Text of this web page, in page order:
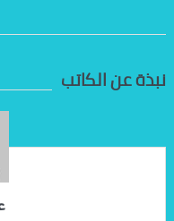
نبذة عن الكاتب